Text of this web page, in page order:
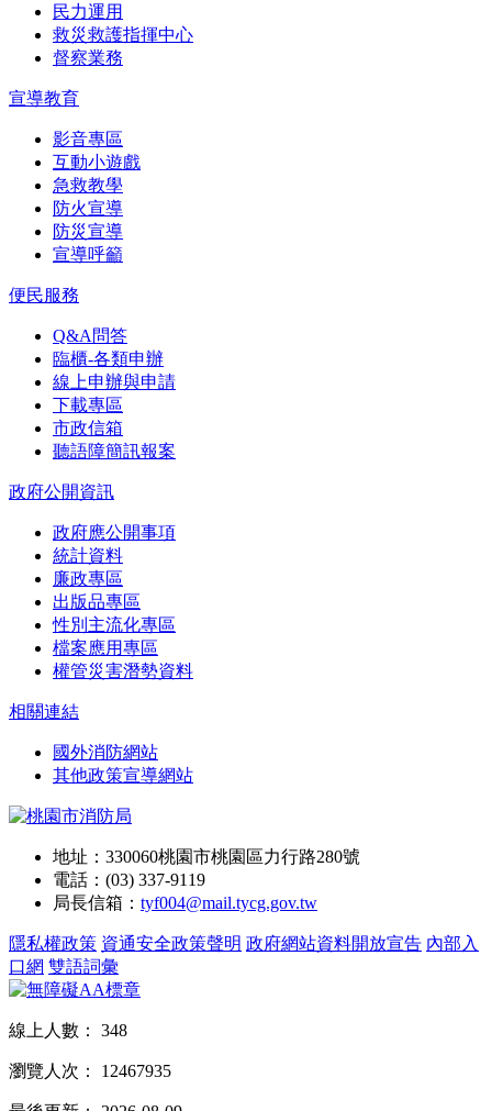
民力運用
救災救護指揮中心
督察業務
宣導教育
影音專區
互動小遊戲
急救教學
防火宣導
防災宣導
宣導呼籲
便民服務
Q&A問答
臨櫃-各類申辦
線上申辦與申請
下載專區
市政信箱
聽語障簡訊報案
政府公開資訊
政府應公開事項
統計資料
廉政專區
出版品專區
性別主流化專區
檔案應用專區
權管災害潛勢資料
相關連結
國外消防網站
其他政策宣導網站
地址：330060桃園市桃園區力行路280號
電話：(03) 337-9119
局長信箱： tyf004@mail.tycg.gov.tw
隱私權政策 資通安全政策聲明 政府網站資料開放宣告 內部入
口網 雙語詞彙
線上人數： 348
瀏覽人次： 12467935